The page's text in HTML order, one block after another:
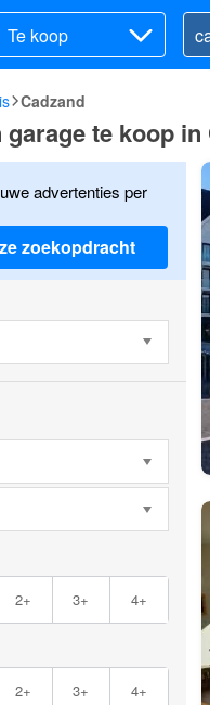
Te koop
Cadzand
te koop
advertenties per
zoekopdracht
2+ 3+ 4+
2+ 3+ 4+